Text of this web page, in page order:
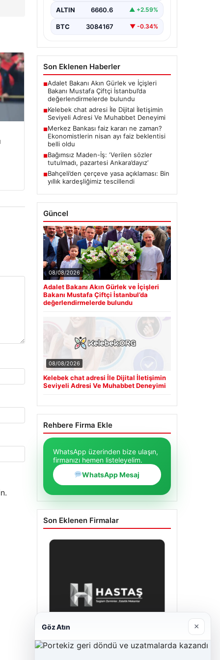
Günümüzde çeşitli…
ALTIN 6660.6 ▲ +2.59%
BTC 3084167 ▼ -0.34%
Son Eklenen Haberler
■Adalet Bakanı Akın Gürlek ve İçişleri
Bakanı Mustafa Çiftçi İstanbul’da
değerlendirmelerde bulundu
■Kelebek chat adresi İle Dijital İletişimin
Seviyeli Adresi Ve Muhabbet Deneyimi
■Merkez Bankası faiz kararı ne zaman?
Ekonomistlerin nisan ayı faiz beklentisi
belli oldu
■Bağımsız Maden-İş: ‘Verilen sözler
tutulmadı, pazartesi Ankara’dayız’
■Bahçeli’den çerçeve yasa açıklaması: Bin
yıllık kardeşliğimiz tescillendi
Güncel
08/08/2026
Adalet Bakanı Akın Gürlek ve İçişleri
Bakanı Mustafa Çiftçi İstanbul’da
değerlendirmelerde bulundu
08/08/2026
Kelebek chat adresi İle Dijital İletişimin
Seviyeli Adresi Ve Muhabbet Deneyimi
Rehbere Firma Ekle
WhatsApp üzerinden bize ulaşın,
firmanızı hemen listeleyelim.
WhatsApp Mesaj
Son Eklenen Firmalar
Göz Atın ×